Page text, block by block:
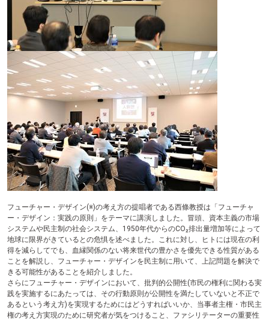
フューチャー・デザイン(※)の考え方の提唱者である西條教授は「フューチャ
ー・デザイン：実践の原則」をテーマに講演しました。冒頭、資本主義の市場
システムや民主制の社会システム、1950年代からのCO₂排出量増加等によって
地球に限界がきているとの危惧を述べました。これに対し、ヒトには現在の利
得を減らしてでも、血縁関係のない将来世代の豊かさを優先できる性質がある
ことを解説し、フューチャー・デザインを民主制に用いて、上記問題を解決で
きる可能性があることを紹介しました。
さらにフューチャー・デザインにおいて、批判的公開性(市民の権利に関わる実
践を実施するにあたっては、その行動原則が公開性を満たしていないと不正で
あるという考え方)を実現するためにはどうすればいいか、当事者主権・市民主
権の考え方実現のために研究者が気をつけること、ファシリテーターの重要性